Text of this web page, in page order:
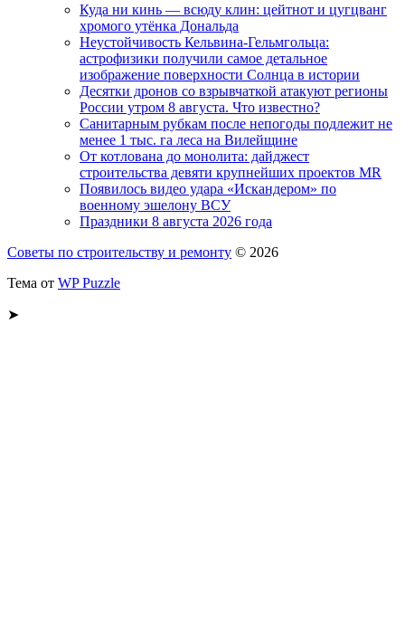
Куда ни кинь — всюду клин: цейтнот и цугцванг
хромого утёнка Дональда
Неустойчивость Кельвина-Гельмгольца:
астрофизики получили самое детальное
изображение поверхности Солнца в истории
Десятки дронов со взрывчаткой атакуют регионы
России утром 8 августа. Что известно?
Санитарным рубкам после непогоды подлежит не
менее 1 тыс. га леса на Вилейщине
От котлована до монолита: дайджест
строительства девяти крупнейших проектов MR
Появилось видео удара «Искандером» по
военному эшелону ВСУ
Праздники 8 августа 2026 года
Советы по строительству и ремонту © 2026
Тема от WP Puzzle
➤